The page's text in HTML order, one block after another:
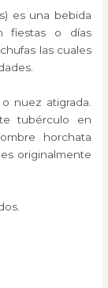
es una bebida
fiestas o días
las cuales
nuez atigrada.
tubérculo en
horchata
originalmente